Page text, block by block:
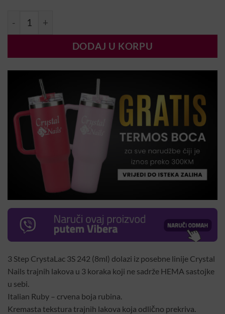
3 Step CrystaLac 3S242 (8ml) količina
DODAJ U KORPU
3 Step CrystaLac 3S 242 (8ml) dolazi iz posebne linije Crystal
Nails trajnih lakova u 3 koraka koji ne sadrže HEMA sastojke
u sebi.
Italian Ruby – crvena boja rubina.
Kremasta tekstura trajnih lakova koja odlično prekriva.